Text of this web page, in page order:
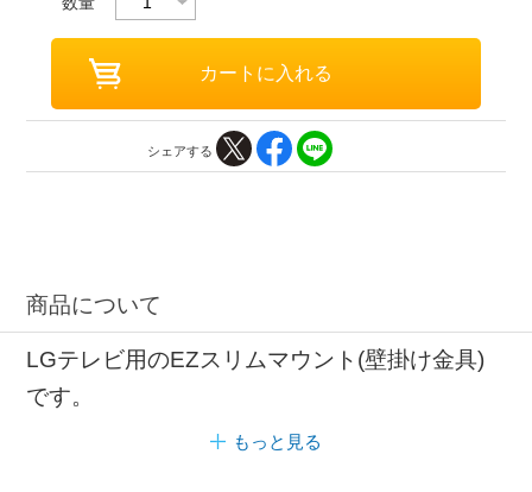
シェアする
商品について
LGテレビ用のEZスリムマウント(壁掛け金具)
です。
もっと見る